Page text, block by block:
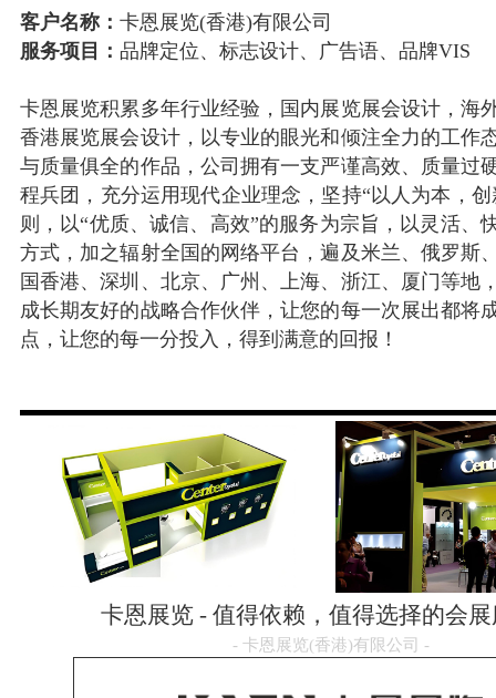
客户名称： 卡恩展览(香港)有限公司
服务项目： 品牌定位、标志设计、广告语、品牌VIS
卡恩展览积累多年行业经验，国内展览展会设计，海
香港展览展会设计，以专业的眼光和倾注全力的工作
与质量俱全的作品，公司拥有一支严谨高效、质量过
程兵团，充分运用现代企业理念，坚持“以人为本，
则，以“优质、诚信、高效”的服务为宗旨，以灵活、
方式，加之辐射全国的网络平台，遍及米兰、俄罗斯
国香港、深圳、北京、广州、上海、浙江、厦门等地
成长期友好的战略合作伙伴，让您的每一次展出都将
点，让您的每一分投入，得到满意的回报！
卡恩展览 - 值得依赖，值得选择的会
- 卡恩展览(香港)有限公司 -